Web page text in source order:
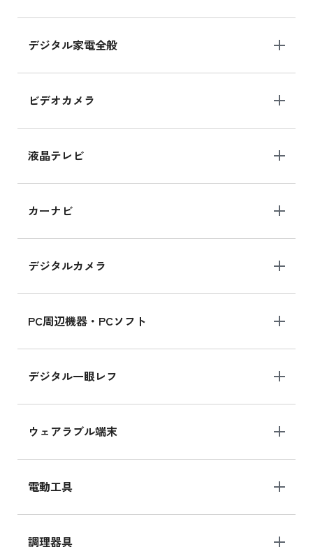
デジタル家電全般
ビデオカメラ
液晶テレビ
カーナビ
デジタルカメラ
PC周辺機器・PCソフト
デジタル一眼レフ
ウェアラブル端末
電動工具
調理器具
iPad Air 11インチ シリーズ
iPad Air 11インチ の新品買取価格
iPhone 15 128GB シリーズ
iPhone 15 128GB の新品買取価格
MK2K3J/Aの新品買取価格はこちら